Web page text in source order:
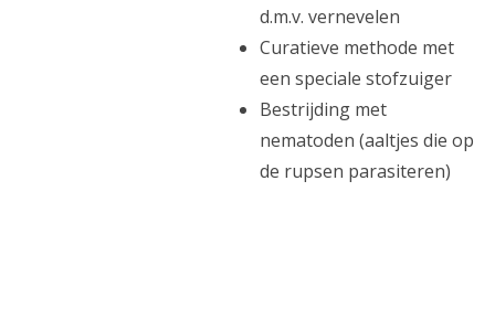
d.m.v. vernevelen
Curatieve methode met
een speciale stofzuiger
Bestrijding met
nematoden (aaltjes die op
de rupsen parasiteren)